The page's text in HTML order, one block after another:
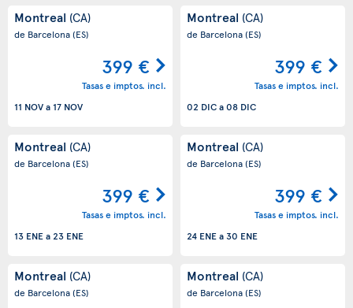
Montreal (CA)
de Barcelona(ES)
399 €
Tasas e imptos. incl.
11 NOVa17 NOV
Montreal (CA)
de Barcelona(ES)
399 €
Tasas e imptos. incl.
02 DICa08 DIC
Montreal (CA)
de Barcelona(ES)
399 €
Tasas e imptos. incl.
13 ENEa23 ENE
Montreal (CA)
de Barcelona(ES)
399 €
Tasas e imptos. incl.
24 ENEa30 ENE
Montreal (CA)
de Barcelona(ES)
Montreal (CA)
de Barcelona(ES)